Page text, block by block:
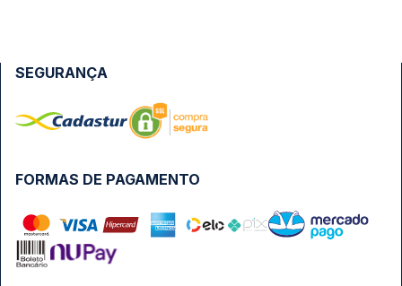
FORMAS DE PAGAMENTO
SEGURANÇA